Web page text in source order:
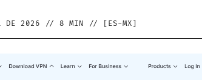
DE 2026 // 8 MIN // [ ES-MX